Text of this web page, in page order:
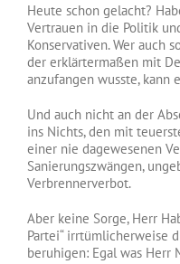
Heute schon gelacht?
Vertrauen in die Politik
Konservativen. Wer auch
der erklärtermaßen mit
anzufangen wusste,
Und auch nicht an der
ins Nichts, den mit
einer nie dagewesenen
Sanierungszwängen,
Verbrennerverbot.
Aber keine Sorge, Herr
Partei“ irrtümlicherweise
beruhigen: Egal was Herr